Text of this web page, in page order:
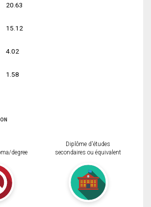
20.63
15.12
4.02
1.58
degree
Diplôme d'études
secondaires ou équivalent